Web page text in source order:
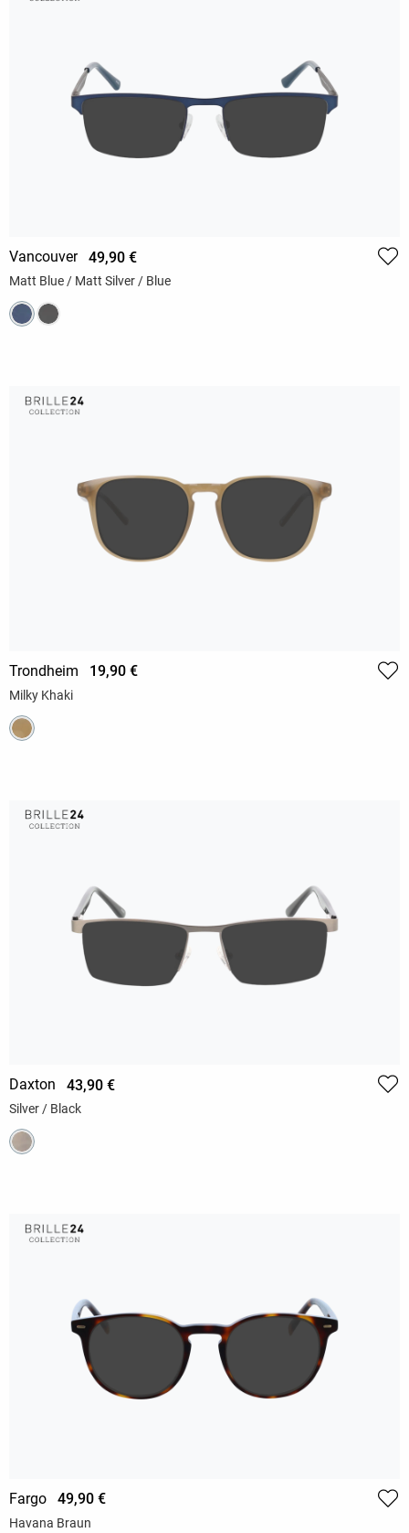
Vancouver 49,90 €
Matt Blue / Matt Silver / Blue
Trondheim 19,90 €
Milky Khaki
Daxton 43,90 €
Silver / Black
Fargo 49,90 €
Havana Braun